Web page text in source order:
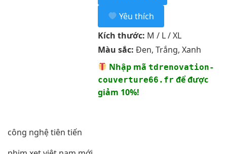
Yêu thích
Kích thước: M / L / XL
Màu sắc: Đen, Trắng, Xanh
Nhập mã tdrenovation-
couverture66.fr để được
giảm 10%!
công nghệ tiên tiến